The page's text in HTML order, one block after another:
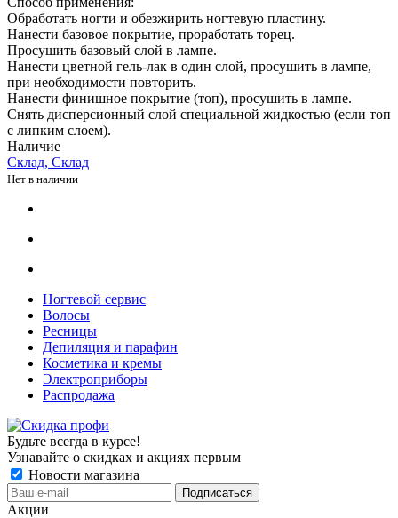
Обработать ногти и обезжирить ногтевую пластину.
Нанести базовое покрытие, проработать торец.
Просушить базовый слой в лампе.
Нанести цветной гель-лак в один слой, просушить в лампе,
при необходимости повторить.
Нанести финишное покрытие (топ), просушить в лампе.
Снять дисперсионный слой специальной жидкостью (если топ
с липким слоем).
Наличие
Склад, Склад
Нет в наличии
Ногтевой сервис
Волосы
Ресницы
Депиляция и парафин
Косметика и кремы
Электроприборы
Распродажа
Будьте всегда в курсе!
Узнавайте о скидках и акциях первым
Новости магазина
Акции